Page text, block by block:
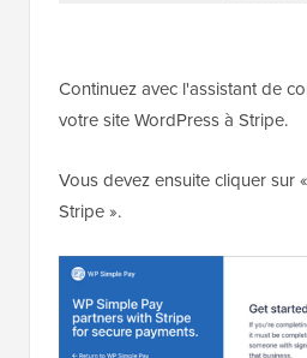
Continuez avec l'assistant de
votre site WordPress à Stripe.
Vous devez ensuite cliquer sur
Stripe ».